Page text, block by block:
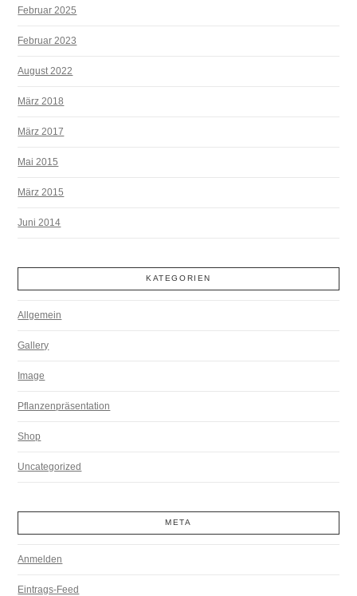
Februar 2025
Februar 2023
August 2022
März 2018
März 2017
Mai 2015
März 2015
Juni 2014
KATEGORIEN
Allgemein
Gallery
Image
Pflanzenpräsentation
Shop
Uncategorized
META
Anmelden
Eintrags-Feed